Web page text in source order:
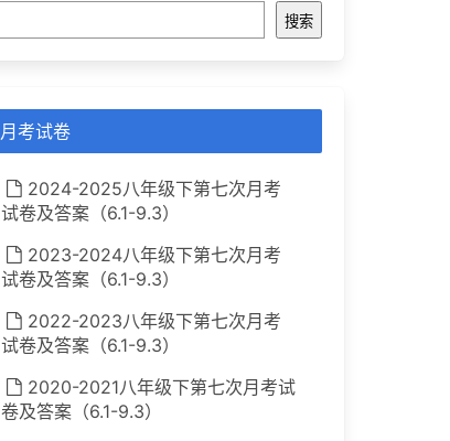
搜索
月考试卷
2024-2025八年级下第七次月考
试卷及答案（6.1-9.3）
2023-2024八年级下第七次月考
试卷及答案（6.1-9.3）
2022-2023八年级下第七次月考
试卷及答案（6.1-9.3）
2020-2021八年级下第七次月考试
卷及答案（6.1-9.3）